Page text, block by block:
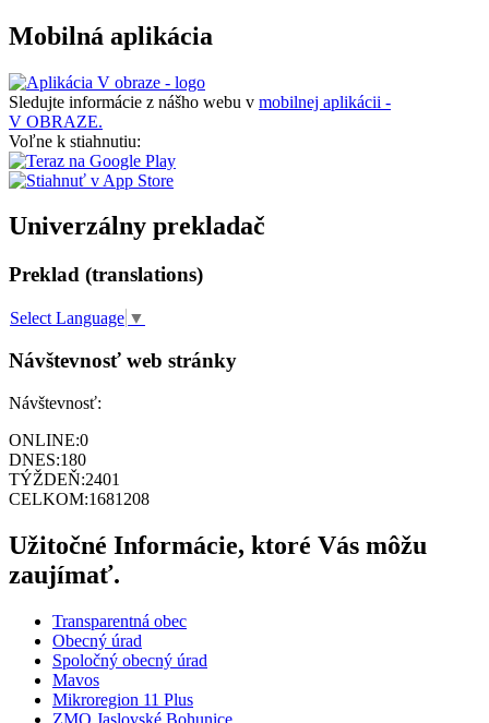
Mobilná aplikácia
Sledujte informácie z nášho webu v mobilnej aplikácii -
V OBRAZE.
Voľne k stiahnutiu:
Univerzálny prekladač
Preklad (translations)
Select Language ▼
Návštevnosť web stránky
Návštevnosť:
ONLINE:0
DNES:180
TÝŽDEŇ:2401
CELKOM:1681208
Užitočné Informácie, ktoré Vás môžu
zaujímať.
Transparentná obec
Obecný úrad
Spoločný obecný úrad
Mavos
Mikroregion 11 Plus
ZMO Jaslovské Bohunice